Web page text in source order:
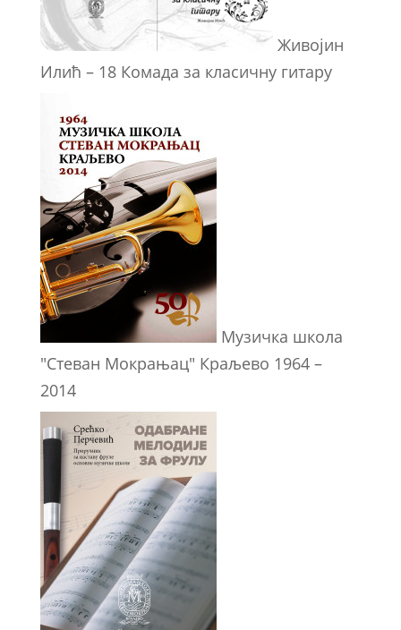
Живојин
Илић – 18 Комада за класичну гитару
Музичка школа
"Стеван Мокрањац" Краљево 1964 –
2014